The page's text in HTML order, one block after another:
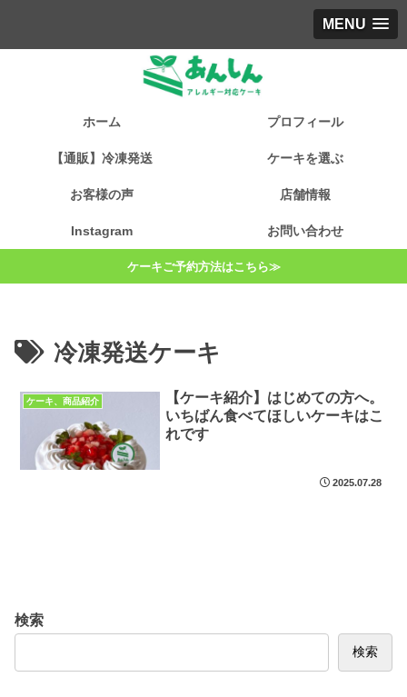
MENU
ホーム プロフィール
【通販】冷凍発送 ケーキを選ぶ
お客様の声 店舗情報
Instagram お問い合わせ
ケーキご予約方法はこちら≫
冷凍発送ケーキ
ケーキ、商品紹介
【ケーキ紹介】はじめての方へ。
いちばん食べてほしいケーキはこ
れです
2025.07.28
検索
検索